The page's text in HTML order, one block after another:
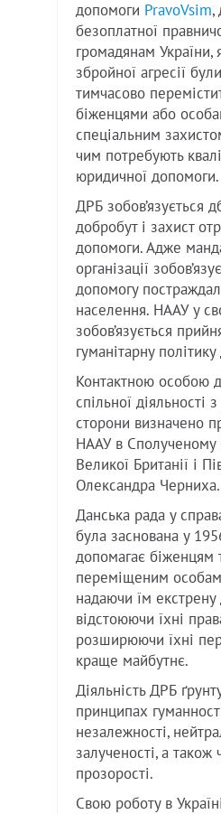
допомоги PravoVsim,
безоплатної
громадянам України,
збройної агресії
тимчасово
біженцями або
спеціальним
чим потребують
юридичної допомоги.
ДРБ зобов’язується
добробут і захист
допомоги. Адже
організації
допомогу
населення. НААУ у
зобов’язується
гуманітарну
Контактною особою
спільної діяльності
сторони визначено
НААУ в Сполученому
Великої Британії і
Олександра Черниха.
Данська рада у
була заснована у
допомагає біженцям
переміщеним особам
надаючи їм екстрену
відстоюючи їхні
розширюючи їхні
краще майбутнє.
Діяльність ДРБ
принципах
незалежності,
залученості, а також
прозорості.
Свою роботу в